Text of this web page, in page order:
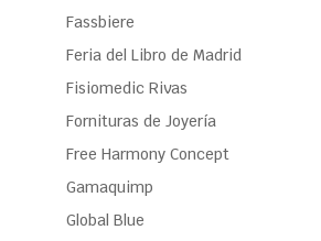
Fassbiere
Feria del Libro de Madrid
Fisiomedic Rivas
Fornituras de Joyería
Free Harmony Concept
Gamaquimp
Global Blue